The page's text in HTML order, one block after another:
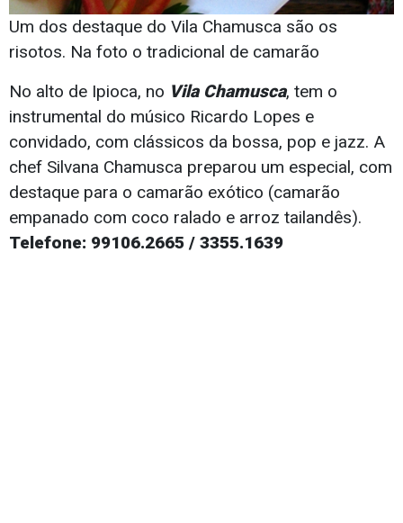
Um dos destaque do Vila Chamusca são os
risotos. Na foto o tradicional de camarão
No alto de Ipioca, no Vila Chamusca, tem o
instrumental do músico Ricardo Lopes e
convidado, com clássicos da bossa, pop e jazz. A
chef Silvana Chamusca preparou um especial, com
destaque para o camarão exótico (camarão
empanado com coco ralado e arroz tailandês).
Telefone: 99106.2665 / 3355.1639